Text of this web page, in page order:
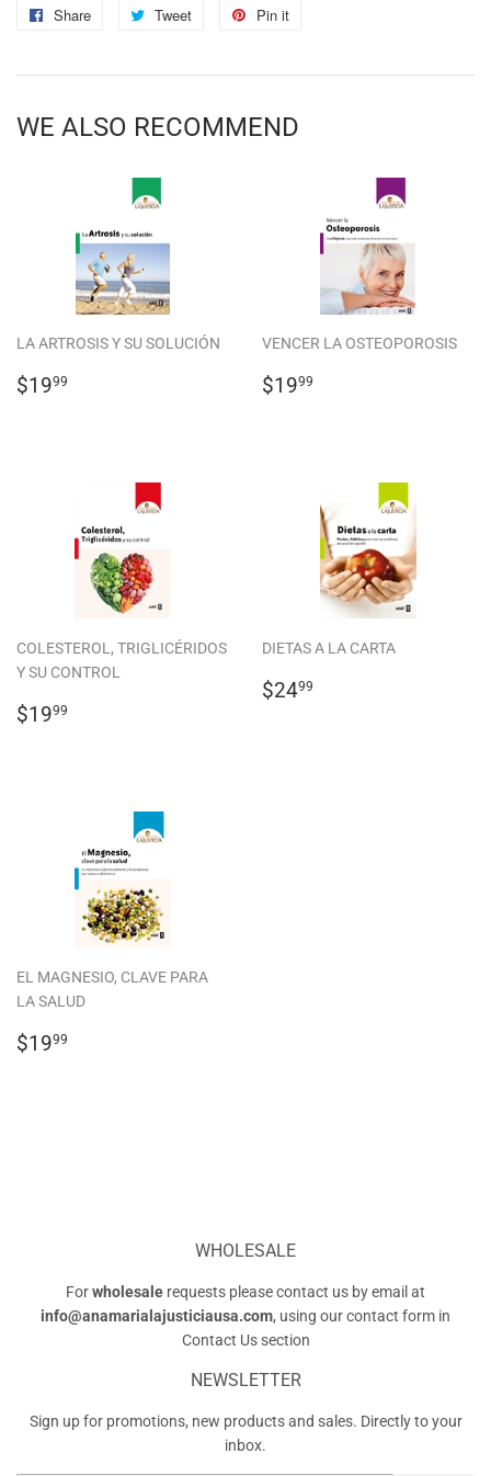
Share
Share
Facebook
Tweet
Tweet
Twitter
Pin it
Pinterest
WE ALSO RECOMMEND
LA ARTROSIS Y SU SOLUCIÓN
REGULAR
$1999
VENCER LA OSTEOPOROSIS
REGULAR
$1999
COLESTEROL, TRIGLICÉRIDOS
Y SU CONTROL
REGULAR
$1999
DIETAS A LA CARTA
REGULAR
$2499
EL MAGNESIO, CLAVE PARA
LA SALUD
REGULAR
$1999
WHOLESALE
Forwholesale requests please contact us by email at
info@anamarialajusticiausa.com, using our contact form in
Contact Ussection
NEWSLETTER
Sign up for promotions, new products and sales. Directly to your
inbox.